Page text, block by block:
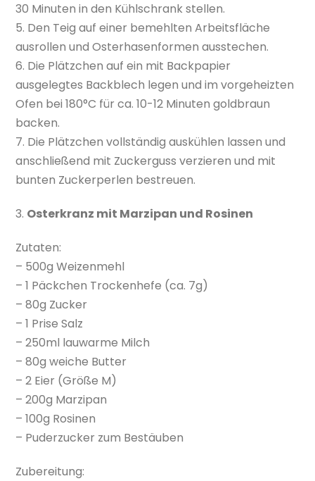
30 Minuten in den Kühlschrank stellen.
5. Den Teig auf einer bemehlten Arbeitsfläche
ausrollen und Osterhasenformen ausstechen.
6. Die Plätzchen auf ein mit Backpapier
ausgelegtes Backblech legen und im vorgeheizten
Ofen bei 180°C für ca. 10-12 Minuten goldbraun
backen.
7. Die Plätzchen vollständig auskühlen lassen und
anschließend mit Zuckerguss verzieren und mit
bunten Zuckerperlen bestreuen.
3. Osterkranz mit Marzipan und Rosinen
Zutaten:
– 500g Weizenmehl
– 1 Päckchen Trockenhefe (ca. 7g)
– 80g Zucker
– 1 Prise Salz
– 250ml lauwarme Milch
– 80g weiche Butter
– 2 Eier (Größe M)
– 200g Marzipan
– 100g Rosinen
– Puderzucker zum Bestäuben
Zubereitung: